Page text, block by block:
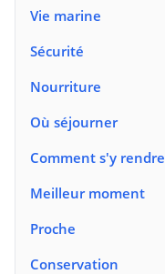
Vie marine
Sécurité
Nourriture
Où séjourner
Comment s'y rendre
Meilleur moment
Proche
Conservation